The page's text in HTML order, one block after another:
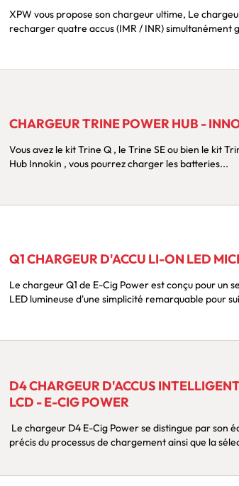
XPW vous propose son chargeur ultime, Le chargeur intelligent S4 qui vous permet de
recharger quatre accus (IMR / INR) simultanément
CHARGEUR TRINE POWER HUB -
Vous avez le kit Trine Q , le Trine SE ou bien le kit Trine ? Avec le chargeur Trine Power
Hub Innokin , vous pourrez charger les batteries...
Q1 CHARGEUR D'ACCU LI-ON LED
Le chargeur Q1 de E-Cig Power est conçu pour un seul accu, il propose une interface
LED lumineuse d'une simplicité remarquable pour
D4 CHARGEUR D'ACCUS
LCD - E-CIG POWER
Le chargeur D4 E-Cig Power se distingue par son écran LCD, permettant un suivi
précis du processus de chargement ainsi que la